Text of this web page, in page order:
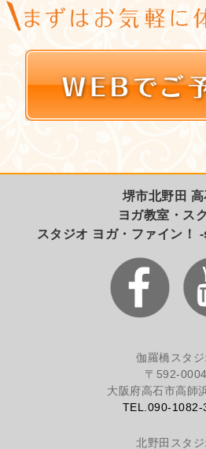
堺市北野田
ヨガ教室・ス
スタジオ ヨガ・ファイン
伽羅橋スタジ
〒592-0004
大阪府高石市高師
TEL.090-1082-
北野田スタジ